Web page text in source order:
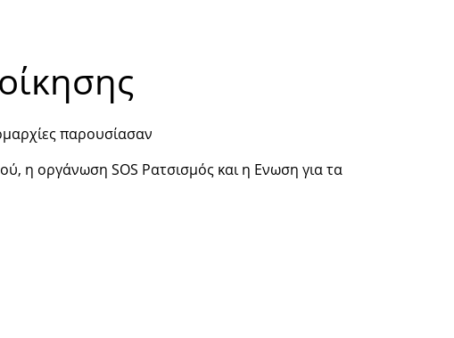
παρουσίασαν
η οργάνωση SOS Ρατσισμός και η Ενωση για τα